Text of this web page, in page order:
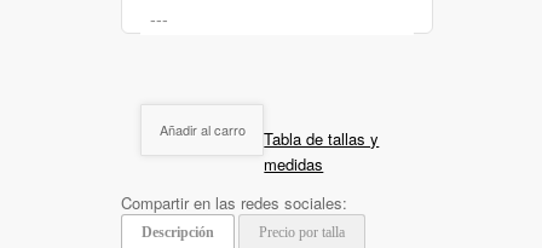
Añadir al carro
Tabla de tallas y
medidas
Compartir en las redes sociales:
Descripción Precio por talla